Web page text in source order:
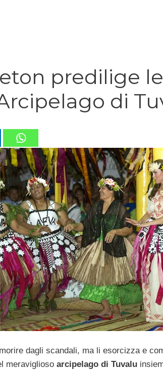
predilige
di
dagli scandali, ma li esorcizza e
meraviglioso arcipelago di Tuvalu